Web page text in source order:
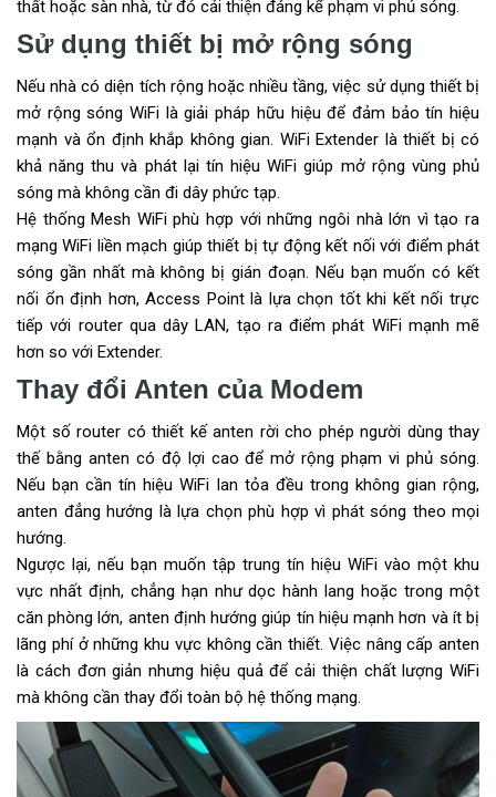
thất hoặc sàn nhà, từ đó cải thiện đáng kể phạm vi phủ sóng.
Sử dụng thiết bị mở rộng sóng
Nếu nhà có diện tích rộng hoặc nhiều tầng, việc sử dụng thiết bị
mở rộng sóng WiFi là giải pháp hữu hiệu để đảm bảo tín hiệu
mạnh và ổn định khắp không gian. WiFi Extender là thiết bị có
khả năng thu và phát lại tín hiệu WiFi giúp mở rộng vùng phủ
sóng mà không cần đi dây phức tạp.
Hệ thống Mesh WiFi phù hợp với những ngôi nhà lớn vì tạo ra
mạng WiFi liền mạch giúp thiết bị tự động kết nối với điểm phát
sóng gần nhất mà không bị gián đoạn. Nếu bạn muốn có kết
nối ổn định hơn, Access Point là lựa chọn tốt khi kết nối trực
tiếp với router qua dây LAN, tạo ra điểm phát WiFi mạnh mẽ
hơn so với Extender.
Thay đổi Anten của Modem
Một số router có thiết kế anten rời cho phép người dùng thay
thế bằng anten có độ lợi cao để mở rộng phạm vi phủ sóng.
Nếu bạn cần tín hiệu WiFi lan tỏa đều trong không gian rộng,
anten đẳng hướng là lựa chọn phù hợp vì phát sóng theo mọi
hướng.
Ngược lại, nếu bạn muốn tập trung tín hiệu WiFi vào một khu
vực nhất định, chẳng hạn như dọc hành lang hoặc trong một
căn phòng lớn, anten định hướng giúp tín hiệu mạnh hơn và ít bị
lãng phí ở những khu vực không cần thiết. Việc nâng cấp anten
là cách đơn giản nhưng hiệu quả để cải thiện chất lượng WiFi
mà không cần thay đổi toàn bộ hệ thống mạng.